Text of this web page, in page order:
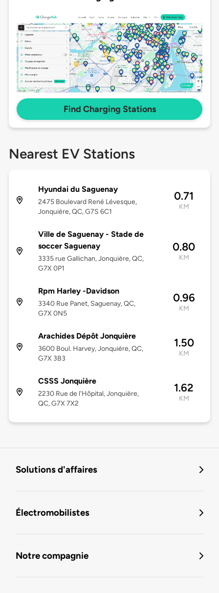
Find Charging Stations
Nearest EV Stations
Hyundai du Saguenay
2475 Boulevard René Lévesque,
Jonquière, QC, G7S 6C1
0.71
KM
Ville de Saguenay - Stade de
soccer Saguenay
3335 rue Gallichan, Jonquière, QC,
G7X 0P1
0.80
KM
Rpm Harley -Davidson
3340 Rue Panet, Saguenay, QC,
G7X 0N5
0.96
KM
Arachides Dépôt Jonquière
3600 Boul. Harvey, Jonquière, QC,
G7X 3B3
1.50
KM
CSSS Jonquière
2230 Rue de l'Hôpital, Jonquière,
QC, G7X 7X2
1.62
KM
Solutions d'affaires
Électromobilistes
Notre compagnie